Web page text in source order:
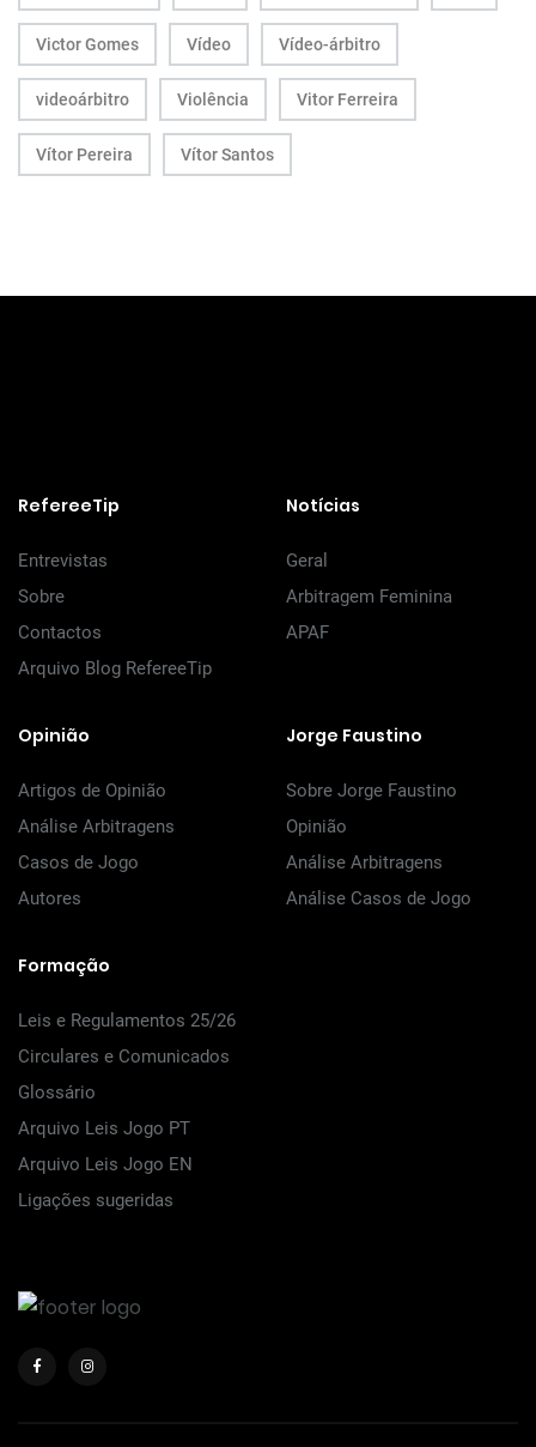
Victor Gomes Vídeo Vídeo-árbitro
videoárbitro Violência Vitor Ferreira
Vítor Pereira Vítor Santos
RefereeTip
Entrevistas
Sobre
Contactos
Arquivo Blog RefereeTip
Notícias
Geral
Arbitragem Feminina
APAF
Opinião
Artigos de Opinião
Análise Arbitragens
Casos de Jogo
Autores
Jorge Faustino
Sobre Jorge Faustino
Opinião
Análise Arbitragens
Análise Casos de Jogo
Formação
Leis e Regulamentos 25/26
Circulares e Comunicados
Glossário
Arquivo Leis Jogo PT
Arquivo Leis Jogo EN
Ligações sugeridas